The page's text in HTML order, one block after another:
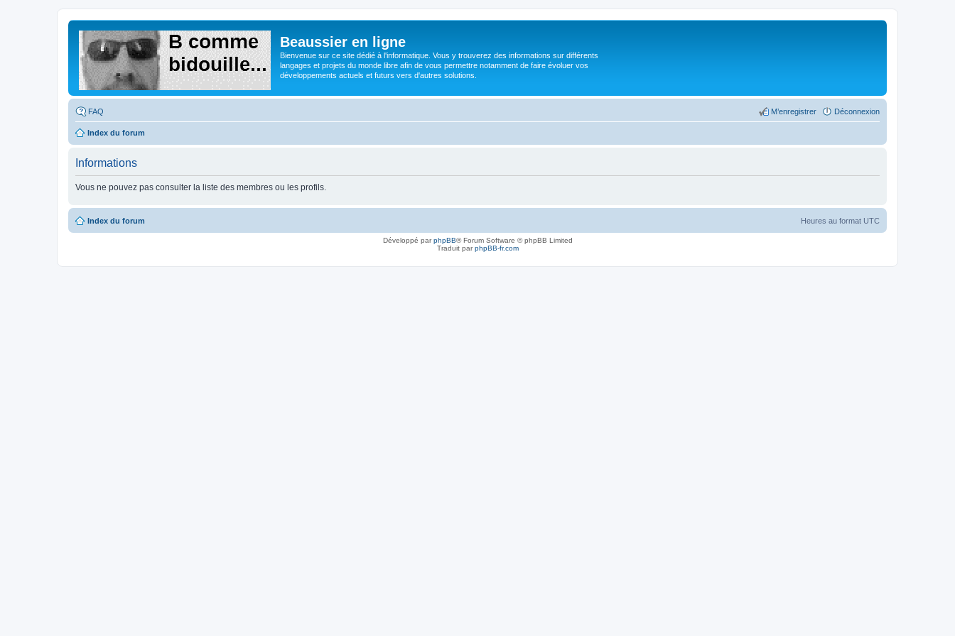
Beaussier en ligne
Bienvenue sur ce site dédié à l'informatique. Vous y trouverez des informations sur différents
langages et projets du monde libre afin de vous permettre notamment de faire évoluer vos
développements actuels et futurs vers d'autres solutions.
FAQ Déconnexion
M’enregistrer
Index du forum
Informations
Vous ne pouvez pas consulter la liste des membres ou les profils.
Index du forum Heures au format UTC
Développé parphpBB® Forum Software © phpBB Limited
Traduit parphpBB-fr.com